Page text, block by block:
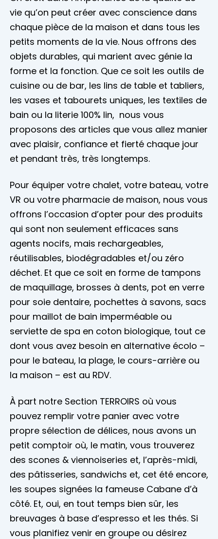
vie qu’on peut créer avec conscience dans
chaque pièce de la maison et dans tous les
petits moments de la vie. Nous offrons des
objets durables, qui marient avec génie la
forme et la fonction. Que ce soit les outils de
cuisine ou de bar, les lins de table et tabliers,
les vases et tabourets uniques, les textiles de
bain ou la literie 100% lin, nous vous
proposons des articles que vous allez manier
avec plaisir, confiance et fierté chaque jour
et pendant très, très longtemps.
Pour équiper votre chalet, votre bateau, votre
VR ou votre pharmacie de maison, nous vous
offrons l’occasion d’opter pour des produits
qui sont non seulement efficaces sans
agents nocifs, mais rechargeables,
réutilisables, biodégradables et/ou zéro
déchet. Et que ce soit en forme de tampons
de maquillage, brosses à dents, pot en verre
pour soie dentaire, pochettes à savons, sacs
pour maillot de bain imperméable ou
serviette de spa en coton biologique, tout ce
dont vous avez besoin en alternative écolo –
pour le bateau, la plage, le cours-arrière ou
la maison – est au RDV.
À part notre Section TERROIRS où vous
pouvez remplir votre panier avec votre
propre sélection de délices, nous avons un
petit comptoir où, le matin, vous trouverez
des scones & viennoiseries et, l’après-midi,
des pâtisseries, sandwichs et, cet été encore,
les soupes signées la fameuse Cabane d’à
côté. Et, oui, en tout temps bien sûr, les
breuvages à base d’espresso et les thés. Si
vous planifiez venir en groupe ou désirez